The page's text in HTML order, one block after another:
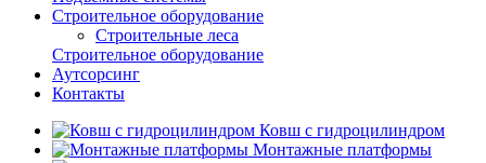
Строительное оборудование
Строительные леса
Строительное оборудование
Аутсорсинг
Контакты
Ковш с гидроцилиндром
Монтажные платформы